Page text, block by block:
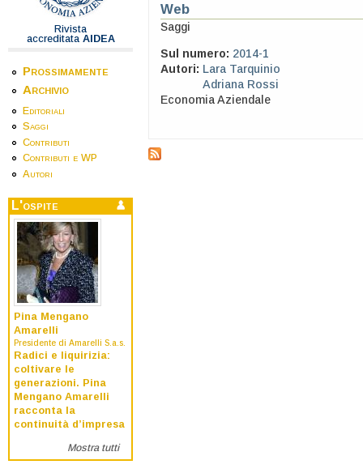
Rivista
accreditata AIDEA
Prossimamente
Archivio
Editoriali
Saggi
Contributi
Contributi e WP
Autori
L'ospite
Pina Mengano
Amarelli
Presidente di Amarelli S.a.s.
Radici e liquirizia:
coltivare le
generazioni. Pina
Mengano Amarelli
racconta la
continuità d’impresa
Mostra tutti
Web
Saggi
Sul numero: 2014-1
Autori: Lara Tarquinio
Adriana Rossi
Economia Aziendale